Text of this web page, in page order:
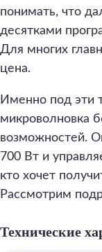
понимать, что
десятками
Для многих
цена.
Именно под эти
микроволновка
возможностей.
700 Вт и
кто хочет
Рассмотрим
Технические